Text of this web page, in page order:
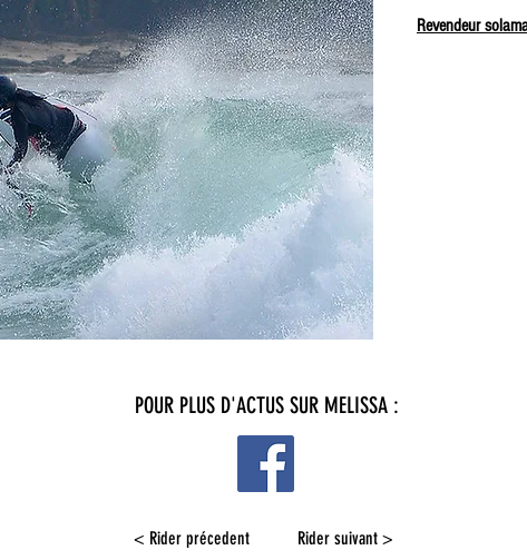
Revendeur
POUR PLUS D'ACTUS SUR MELISSA :
Rider suivant >
< Rider précedent